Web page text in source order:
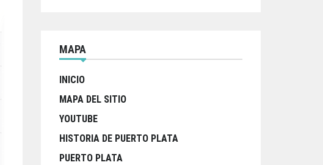
MAPA
INICIO
MAPA DEL SITIO
YOUTUBE
HISTORIA DE PUERTO PLATA
PUERTO PLATA